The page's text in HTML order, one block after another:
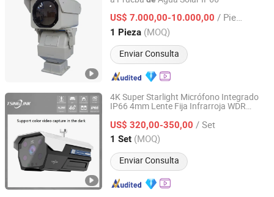
US$ 7.000,00-10.000,00 / Pieza
1 Pieza (MOQ)
Enviar Consulta
Jinan Hope Wish Photoelectronic Technology Co., Ltd.
Shandong, China Desde 2015
4K Super Starlight Micrófono Integrado
IP66 4mm Lente Fija Infrarroja WDR
Cámara deSeguridad IP en Red
US$ 320,00-350,00 / Set
1 Set (MOQ)
Enviar Consulta
Anhui Tsinglink Information Technology Co., Ltd.
Anhui, China Desde 2018